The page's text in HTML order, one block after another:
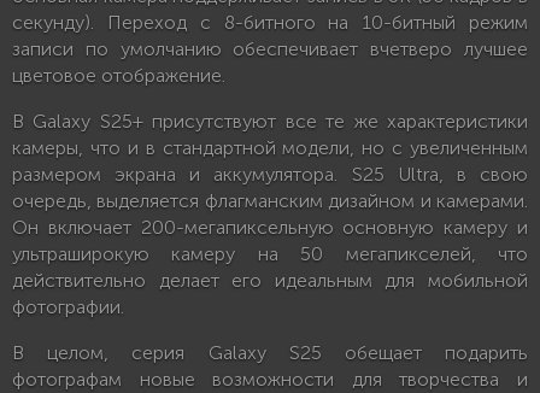
секунду). Переход с 8-битного на 10-битный режим
записи по умолчанию обеспечивает вчетверо лучшее
цветовое отображение.
В Galaxy S25+ присутствуют все те же характеристики
камеры, что и в стандартной модели, но с увеличенным
размером экрана и аккумулятора. S25 Ultra, в свою
очередь, выделяется флагманским дизайном и камерами.
Он включает 200-мегапиксельную основную камеру и
ультраширокую камеру на 50 мегапикселей, что
действительно делает его идеальным для мобильной
фотографии.
В целом, серия Galaxy S25 обещает подарить
фотографам новые возможности для творчества и